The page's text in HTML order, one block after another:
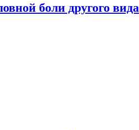
боли другого вида